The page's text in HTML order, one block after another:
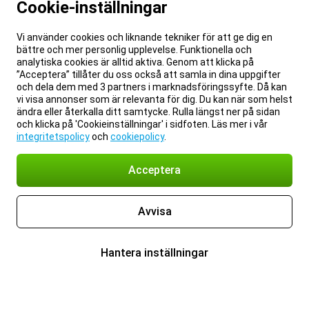
Cookie-inställningar
Vi använder cookies och liknande tekniker för att ge dig en
bättre och mer personlig upplevelse. Funktionella och
analytiska cookies är alltid aktiva. Genom att klicka på
”Acceptera” tillåter du oss också att samla in dina uppgifter
och dela dem med 3 partners i marknadsföringssyfte. Då kan
vi visa annonser som är relevanta för dig. Du kan när som helst
ändra eller återkalla ditt samtycke. Rulla längst ner på sidan
och klicka på 'Cookieinställningar' i sidfoten. Läs mer i vår
integritetspolicyoch cookiepolicy.
Acceptera
Avvisa
Hantera inställningar